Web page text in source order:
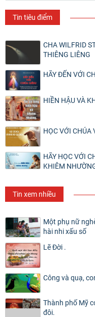
Tin tiêu điểm
CHA WILFRID
THIÊNG LIÊNG
HÃY ĐẾN VỚI
HIỀN HẬU VÀ
HỌC VỚI CHÚA
HÃY HỌC VỚI
KHIÊM
Tin xem nhiều
Một phụ nữ
hài nhi xấu số
Lẽ Đời .
Công và quạ,
Thành phố Mỹ
đôi.